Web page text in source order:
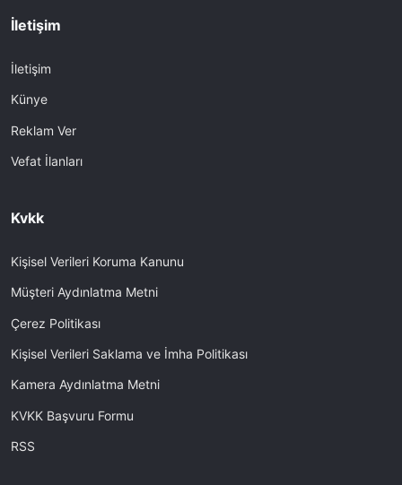
İletişim
İletişim
Künye
Reklam Ver
Vefat İlanları
Kvkk
Kişisel Verileri Koruma Kanunu
Müşteri Aydınlatma Metni
Çerez Politikası
Kişisel Verileri Saklama ve İmha Politikası
Kamera Aydınlatma Metni
KVKK Başvuru Formu
RSS